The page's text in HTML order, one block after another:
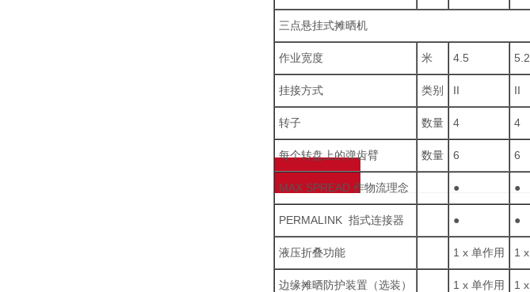
三点悬挂式摊晒机
作业宽度 米 4.5 5.2
挂接方式 类别 II II
转子 数量 4 4
每个转盘上的弹齿臂 数量 6 6
MAX SPREAD 作物流理念 ● ●
PERMALINK 指式连接器 ● ●
液压折叠功能 1 x 单作用 1
边缘摊晒防护装置（选装） 1 x 单作用 1